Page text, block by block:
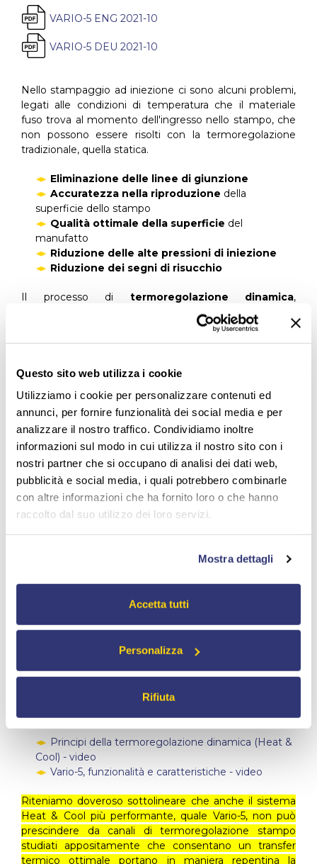
Questo sito web utilizza i cookie
Utilizziamo i cookie per personalizzare contenuti ed
annunci, per fornire funzionalità dei social media e per
analizzare il nostro traffico. Condividiamo inoltre
informazioni sul modo in cui utilizza il nostro sito con i
nostri partner che si occupano di analisi dei dati web,
pubblicità e social media, i quali potrebbero combinarle
con altre informazioni che ha fornito loro o che hanno
raccolto dal suo utilizzo dei loro servizi.
Mostra dettagli
Accetta tutti
Personalizza
Rifiuta
VARIO-5 ENG 2021-10
VARIO-5 DEU 2021-10
Nello stampaggio ad iniezione ci sono alcuni problemi,
legati alle condizioni di temperatura che il materiale
fuso trova al momento dell'ingresso nello stampo, che
non possono essere risolti con la termoregolazione
tradizionale, quella statica.
Eliminazione delle linee di giunzione
Accuratezza nella riproduzione della
superficie dello stampo
Qualità ottimale della superficie del
manufatto
Riduzione delle alte pressioni di iniezione
Riduzione dei segni di risucchio
Il processo di termoregolazione dinamica,
Heat & Cool
nasce per
temperatura "alta"
durante lafase di iniezione, consente al materiale
riprodurre fedelmente la superficie; durante la
"fredda"crea condizioni tali da raffreddare e
solidificare il materiale in modo chel'estrazionedel
pezzo possa avvenire correttamente. Tutto ciò con
tempi ciclo che conenstano una produttività
ragionevole.
In questo scenario la tecnologia
utilizza 2 unità di termoregolazione ad acqua, una
che lavora alla temperatura "alta", l’altra a
quella "bassa", ed un'unità di commutazione
attiva l'alternanza dei flussi all'interno del circuito di
indipendente grazie aiwizardche gudano passo passo
nell'impostazione del processo, sia in modalità
relativo pacchetto software). Le unità di
termoregolazione sono unità assolutamente
singolarmente anche in processo statico come
Principi della termoregolazione dinamica (Heat &
Cool) - video
Vario-5, funzionalità e caratteristiche - video
Riteniamo doveroso sottolineare che anche il sistema
Heat & Cool più performante, quale Vario-5, non può
prescindere da canali di termoregolazione stampo
studiati appositamente che consentano un transfer
termico ottimale portano in maniera repentina la